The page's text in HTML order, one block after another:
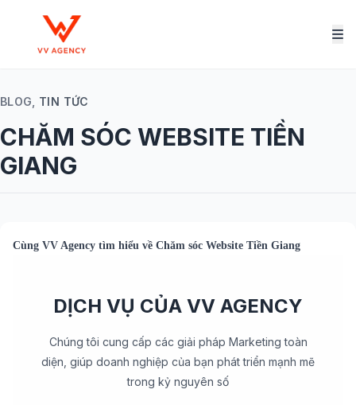
BLOG, TIN TỨC
CHĂM SÓC WEBSITE TIỀN
GIANG
Cùng VV Agency tìm hiểu về Chăm sóc Website Tiền Giang
DỊCH VỤ CỦA VV AGENCY
Chúng tôi cung cấp các giải pháp Marketing toàn
diện, giúp doanh nghiệp của bạn phát triển mạnh mẽ
trong kỷ nguyên số